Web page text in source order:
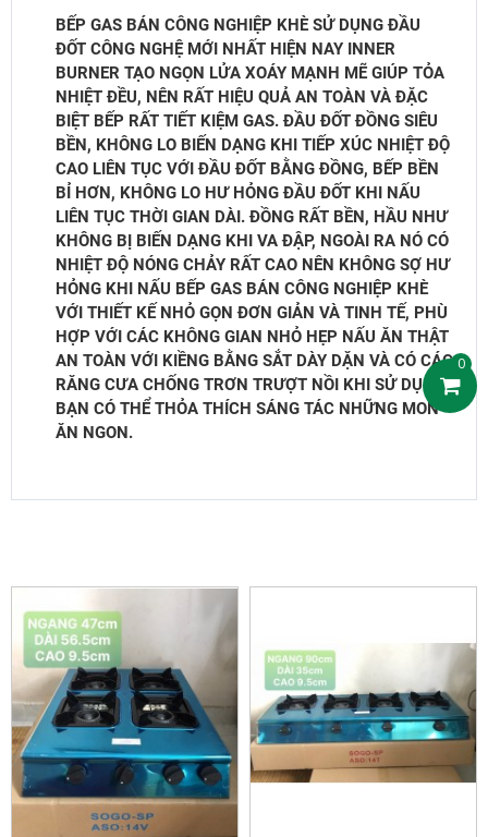
0
BẾP GAS BÁN CÔNG NGHIỆP KHÈ SỬ DỤNG ĐẦU
ĐỐT CÔNG NGHỆ MỚI NHẤT HIỆN NAY INNER
BURNER TẠO NGỌN LỬA XOÁY MẠNH MẼ GIÚP TỎA
NHIỆT ĐỀU, NÊN RẤT HIỆU QUẢ AN TOÀN VÀ ĐẶC
BIỆT BẾP RẤT TIẾT KIỆM GAS. ĐẦU ĐỐT ĐỒNG SIÊU
BỀN, KHÔNG LO BIẾN DẠNG KHI TIẾP XÚC NHIỆT ĐỘ
CAO LIÊN TỤC VỚI ĐẦU ĐỐT BẰNG ĐỒNG, BẾP BỀN
BỈ HƠN, KHÔNG LO HƯ HỎNG ĐẦU ĐỐT KHI NẤU
LIÊN TỤC THỜI GIAN DÀI. ĐỒNG RẤT BỀN, HẦU NHƯ
KHÔNG BỊ BIẾN DẠNG KHI VA ĐẬP, NGOÀI RA NÓ CÓ
NHIỆT ĐỘ NÓNG CHẢY RẤT CAO NÊN KHÔNG SỢ HƯ
HỎNG KHI NẤU BẾP GAS BÁN CÔNG NGHIỆP KHÈ
VỚI THIẾT KẾ NHỎ GỌN ĐƠN GIẢN VÀ TINH TẾ, PHÙ
HỢP VỚI CÁC KHÔNG GIAN NHỎ HẸP NẤU ĂN THẬT
AN TOÀN VỚI KIỀNG BẰNG SẮT DÀY DẶN VÀ CÓ CÁC
RĂNG CƯA CHỐNG TRƠN TRƯỢT NỒI KHI SỬ DỤNG,
BẠN CÓ THỂ THỎA THÍCH SÁNG TÁC NHỮNG MON
ĂN NGON.